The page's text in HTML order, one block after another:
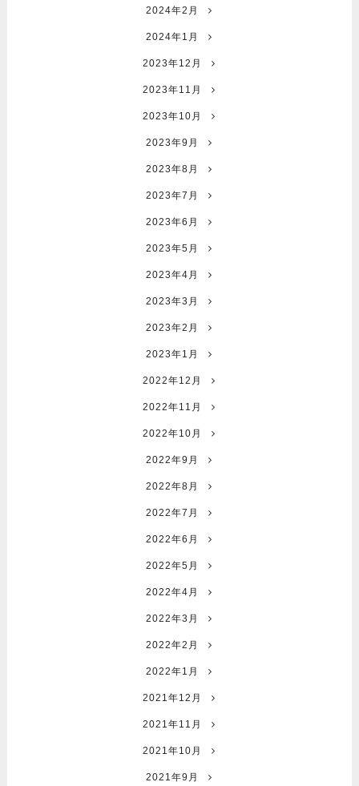
2024年2月
2024年1月
2023年12月
2023年11月
2023年10月
2023年9月
2023年8月
2023年7月
2023年6月
2023年5月
2023年4月
2023年3月
2023年2月
2023年1月
2022年12月
2022年11月
2022年10月
2022年9月
2022年8月
2022年7月
2022年6月
2022年5月
2022年4月
2022年3月
2022年2月
2022年1月
2021年12月
2021年11月
2021年10月
2021年9月